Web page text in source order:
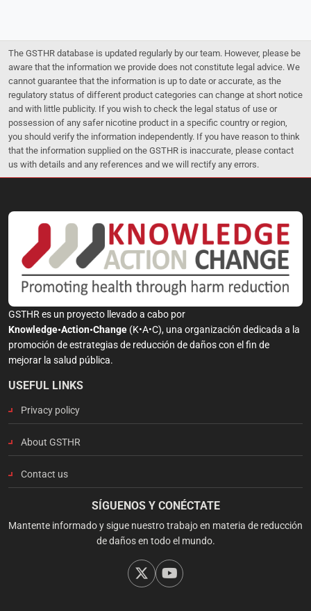
The GSTHR database is updated regularly by our team. However, please be
aware that the information we provide does not constitute legal advice. We
cannot guarantee that the information is up to date or accurate, as the
regulatory status of different product categories can change at short notice
and with little publicity. If you wish to check the legal status of use or
possession of any safer nicotine product in a specific country or region,
you should verify the information independently. If you have reason to think
that the information supplied on the GSTHR is inaccurate, please contact
us with details and any references and we will rectify any errors.
GSTHR es un proyecto llevado a cabo por
Knowledge•Action•Change (K•A•C), una organización dedicada a la
promoción de estrategias de reducción de daños con el fin de
mejorar la salud pública.
USEFUL LINKS
Privacy policy
About GSTHR
Contact us
SÍGUENOS Y CONÉCTATE
Mantente informado y sigue nuestro trabajo en materia de reducción
de daños en todo el mundo.